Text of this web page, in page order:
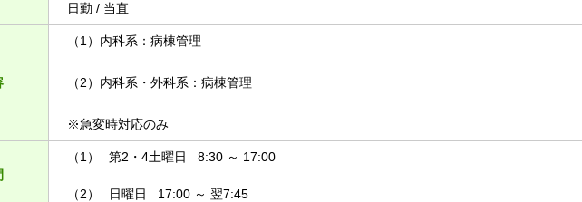
日勤 / 当直
（1）内科系：病棟管理
（2）内科系・外科系：病棟管理
※急変時対応のみ
（1） 第2・4土曜日 8:30 ～ 17:00
（2） 日曜日 17:00 ～ 翌7:45